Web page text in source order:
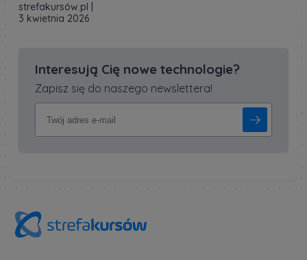
strefakursów.pl
3 kwietnia 2026
Interesują Cię nowe technologie?
Zapisz się do naszego newslettera!